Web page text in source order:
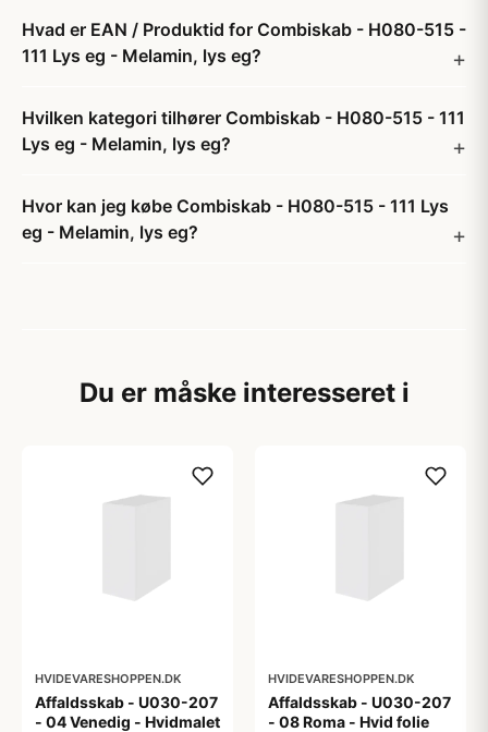
Hvad er EAN / Produktid for Combiskab - H080-515 -
111 Lys eg - Melamin, lys eg?
Hvilken kategori tilhører Combiskab - H080-515 - 111
Lys eg - Melamin, lys eg?
Hvor kan jeg købe Combiskab - H080-515 - 111 Lys
eg - Melamin, lys eg?
Du er måske interesseret i
HVIDEVARESHOPPEN.DK
Affaldsskab - U030-207
- 04 Venedig - Hvidmalet
HVIDEVARESHOPPEN.DK
Affaldsskab - U030-207
- 08 Roma - Hvid folie